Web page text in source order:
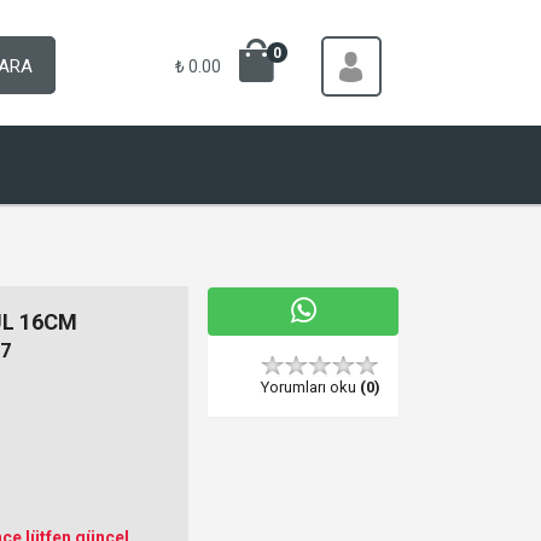
₺ 0.00
0
16CM
lütfen güncel
Yorumları oku (0)